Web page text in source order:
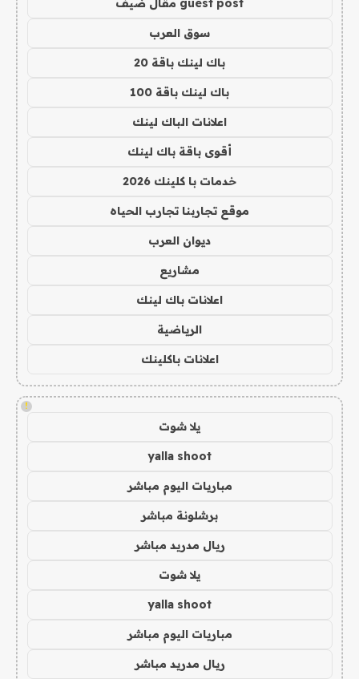
guest post مقال ضيف
سوق العرب
باك لينك باقة 20
باك لينك باقة 100
اعلانات الباك لينك
أقوى باقة باك لينك
خدمات با كلينك 2026
موقع تجاربنا تجارب الحياه
ديوان العرب
مشاريع
اعلانات باك لينك
الرياضية
اعلانات باكلينك
!
يلا شوت
yalla shoot
مباريات اليوم مباشر
برشلونة مباشر
ريال مدريد مباشر
يلا شوت
yalla shoot
مباريات اليوم مباشر
ريال مدريد مباشر